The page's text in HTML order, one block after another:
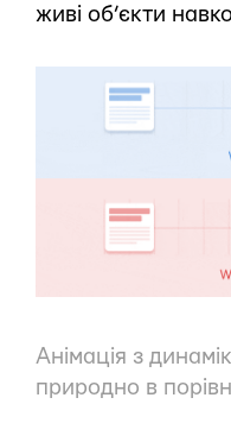
живі об’єкти
Анімація з
природно в